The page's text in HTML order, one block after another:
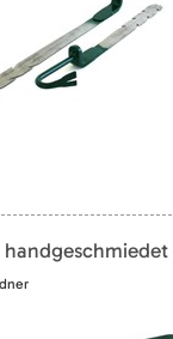
handgeschmiedet